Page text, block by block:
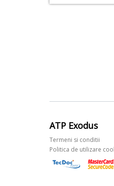
ATP Exodus
Termeni si conditii
Politica de utilizare